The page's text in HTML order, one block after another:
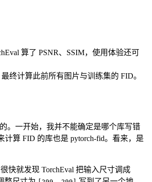
算了 PSNR、SSIM，使用体验还可
终计算此前所有图片与训练集的 FID。
。一开始，我并不能确定是哪个库写错
计算 FID 的库也是 pytorch-fid。看来，是
快就发现 TorchEval 把输入尺寸调成